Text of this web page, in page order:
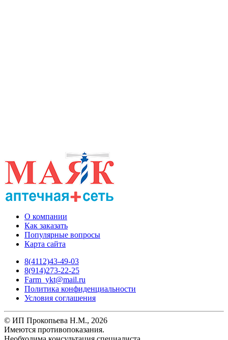
О компании
Как заказать
Популярные вопросы
Карта сайта
8(4112)43-49-03
8(914)273-22-25
Farm_ykt@mail.ru
Политика конфиденциальности
Условия соглашения
© ИП Прокопьева Н.М., 2026
Имеются противопоказания.